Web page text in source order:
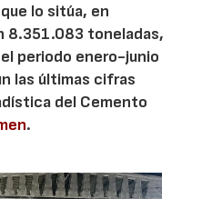
lo sitúa, en
8.351.083 toneladas,
periodo enero-junio
las últimas cifras
del Cemento
.